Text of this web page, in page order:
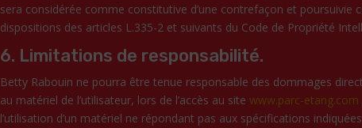
sera considérée comme constitutive d’une contrefaçon et poursuivie
dispositions des articles L.335-2 et suivants du Code de Propriété
6. Limitations de responsabilité.
Betty Rabouin ne pourra être tenue responsable des dommages
au matériel de l’utilisateur, lors de l’accès au site www.parc-etang.com
l’utilisation d’un matériel ne répondant pas aux spécifications